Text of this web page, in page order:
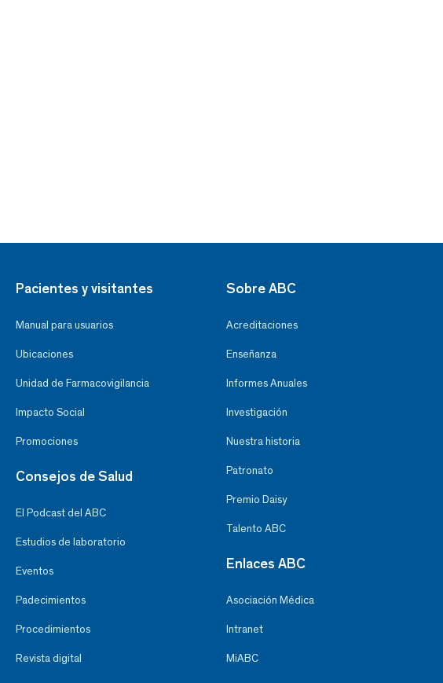
Pacientes y visitantes
Manual para usuarios
Ubicaciones
Unidad de Farmacovigilancia
Impacto Social
Promociones
Consejos de Salud
El Podcast del ABC
Estudios de laboratorio
Eventos
Padecimientos
Procedimientos
Revista digital
Sobre ABC
Acreditaciones
Enseñanza
Informes Anuales
Investigación
Nuestra historia
Patronato
Premio Daisy
Talento ABC
Enlaces ABC
Asociación Médica
Intranet
MiABC